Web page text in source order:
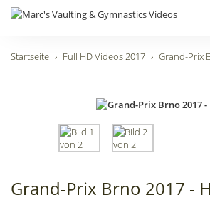
Startseite Full HD Videos 2017 Grand-Prix
Grand-Prix Brno 2017 -